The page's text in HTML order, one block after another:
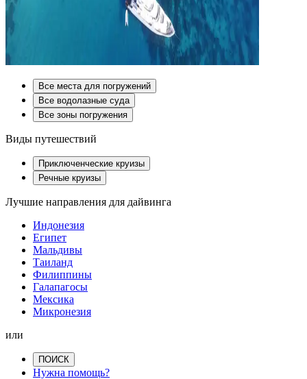
Все места для погружений
Все водолазные суда
Все зоны погружения
Виды путешествий
Приключенческие круизы
Речные круизы
Лучшие направления для дайвинга
Индонезия
Египет
Мальдивы
Таиланд
Филиппины
Галапагосы
Мексика
Микронезия
или
ПОИСК
Нужна помощь?